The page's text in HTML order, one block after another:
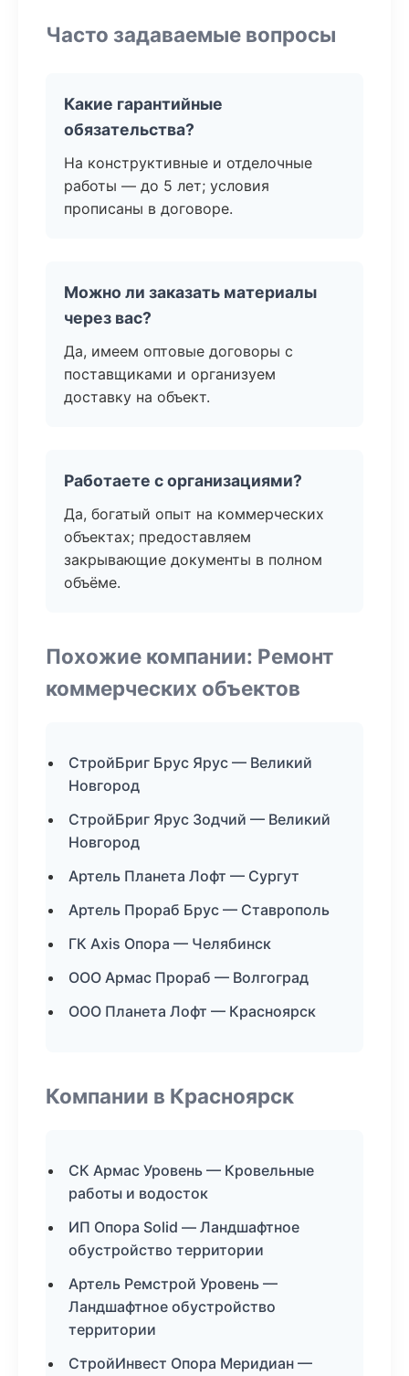
Часто задаваемые вопросы
Какие гарантийные
обязательства?
На конструктивные и отделочные
работы — до 5 лет; условия
прописаны в договоре.
Можно ли заказать материалы
через вас?
Да, имеем оптовые договоры с
поставщиками и организуем
доставку на объект.
Работаете с организациями?
Да, богатый опыт на коммерческих
объектах; предоставляем
закрывающие документы в полном
объёме.
Похожие компании: Ремонт
коммерческих объектов
СтройБриг Брус Ярус — Великий
Новгород
СтройБриг Ярус Зодчий — Великий
Новгород
Артель Планета Лофт — Сургут
Артель Прораб Брус — Ставрополь
ГК Axis Опора — Челябинск
ООО Армас Прораб — Волгоград
ООО Планета Лофт — Красноярск
Компании в Красноярск
СК Армас Уровень — Кровельные
работы и водосток
ИП Опора Solid — Ландшафтное
обустройство территории
Артель Ремстрой Уровень —
Ландшафтное обустройство
территории
СтройИнвест Опора Меридиан —